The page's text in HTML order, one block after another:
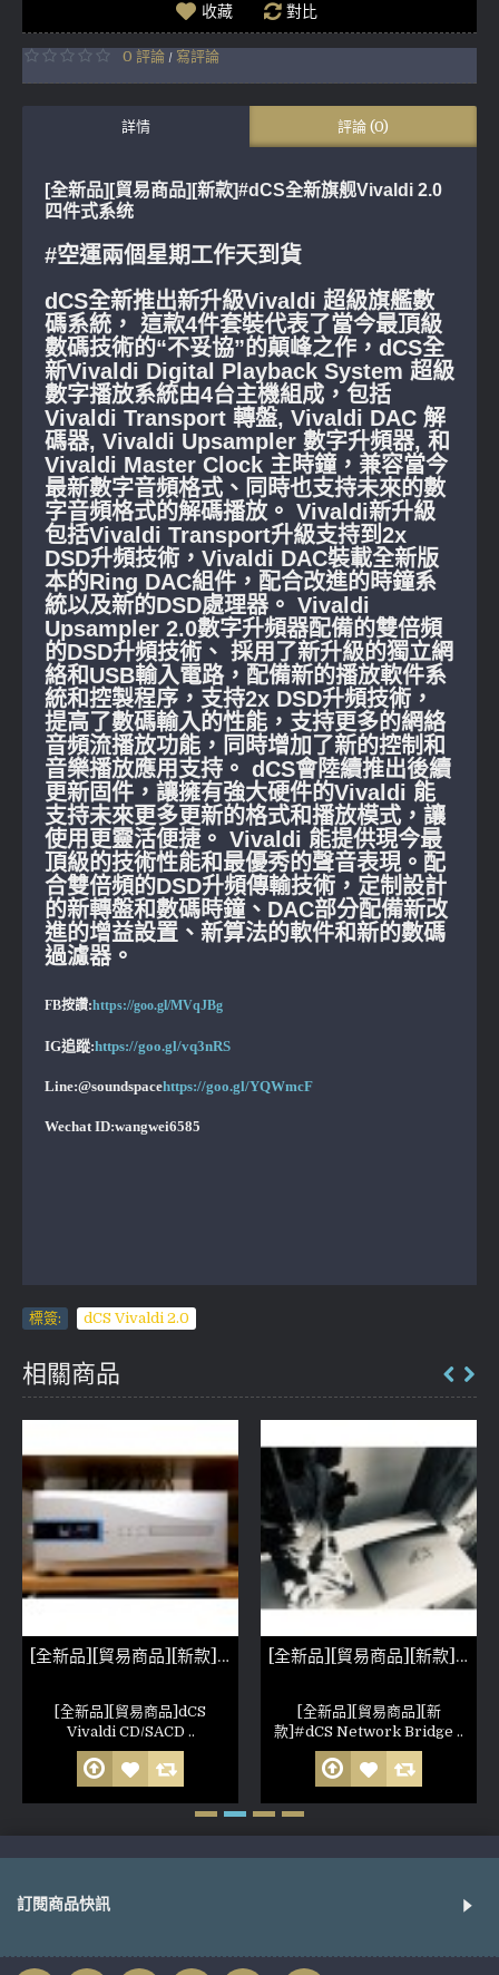
收藏 對比
0 評論 / 寫評論
詳情 評論 (0)
[全新品][貿易商品][新款]#dCS全新旗舰Vivaldi 2.0
四件式系统
#空運兩個星期工作天到貨
dCS全新推出新升級Vivaldi 超級旗艦數
碼系統， 這款4件套裝代表了當今最頂級
數碼技術的“不妥協”的顛峰之作，dCS全
新Vivaldi Digital Playback System 超級
數字播放系統由4台主機組成，包括
Vivaldi Transport 轉盤, Vivaldi DAC 解
碼器, Vivaldi Upsampler 數字升頻器, 和
Vivaldi Master Clock 主時鐘，兼容當今
最新數字音頻格式、同時也支持未來的數
字音頻格式的解碼播放。 Vivaldi新升級
包括Vivaldi Transport升級支持到2x
DSD升頻技術，Vivaldi DAC裝載全新版
本的Ring DAC組件，配合改進的時鐘系
統以及新的DSD處理器。 Vivaldi
Upsampler 2.0數字升頻器配備的雙倍頻
的DSD升頻技術、 採用了新升級的獨立網
絡和USB輸入電路，配備新的播放軟件系
統和控製程序，支持2x DSD升頻技術，
提高了數碼輸入的性能，支持更多的網絡
音頻流播放功能，同時增加了新的控制和
音樂播放應用支持。 dCS會陸續推出後續
更新固件，讓擁有強大硬件的Vivaldi 能
支持未來更多更新的格式和播放模式，讓
使用更靈活便捷。 Vivaldi 能提供現今最
頂級的技術性能和最優秀的聲音表現。配
合雙倍頻的DSD升頻傳輸技術，定制設計
的新轉盤和數碼時鐘、DAC部分配備新改
進的增益設置、新算法的軟件和新的數碼
過濾器。
FB按讚:https://goo.gl/MVqJBg
IG追蹤:https://goo.gl/vq3nRS
Line:@soundspacehttps://goo.gl/YQWmcF
Wechat ID:wangwei6585
標簽: dCS Vivaldi 2.0
相關商品
[全新品][貿易商品][新款]dCS Vivaldi CD/SACD
[全新品][貿易商品]dCS
Vivaldi CD/SACD ..
[全新品][貿易商品][新款]dCS Network Bridge 網路串流播放DDC
[全新品][貿易商品][新
款]#dCS Network Bridge ..
訂閱商品快訊